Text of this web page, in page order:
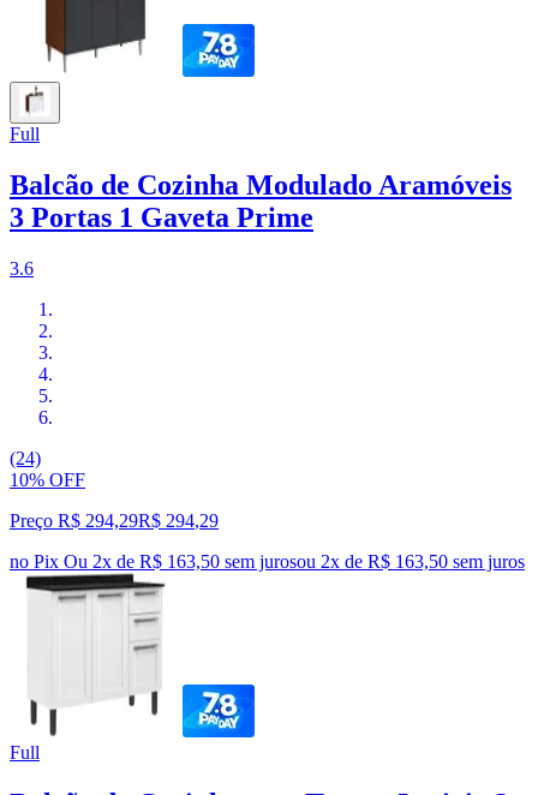
Full
Balcão de Cozinha Modulado Aramóveis
3 Portas 1 Gaveta Prime
3.6
(24)
10% OFF
Preço R$ 294,29R$ 294,29
no Pix Ou 2x de R$ 163,50 sem jurosou 2x de R$ 163,50 sem juros
Full